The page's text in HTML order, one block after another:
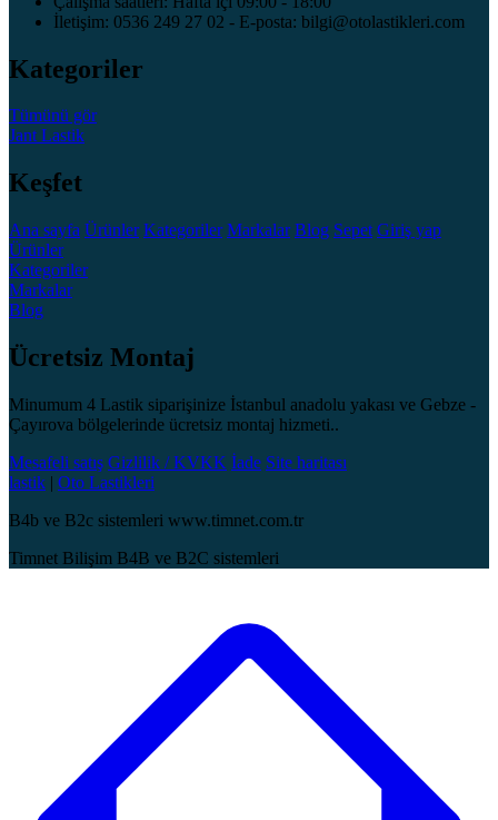
İletişim: 0536 249 27 02 - E-posta: bilgi@otolastikleri.com
Kategoriler
Tümünü gör
JantLastik
Keşfet
Ana sayfa Ürünler Kategoriler Markalar Blog Sepet Giriş yap
Ürünler
Kategoriler
Markalar
Blog
Ücretsiz Montaj
Minumum 4 Lastik siparişinize İstanbul anadolu yakası ve Gebze -
Çayırova bölgelerinde ücretsiz montaj hizmeti..
Mesafeli satış Gizlilik / KVKK İade Site haritası
lastik | Oto Lastikleri
B4b ve B2c sistemleri www.timnet.com.tr
Timnet Bilişim B4B ve B2C sistemleri